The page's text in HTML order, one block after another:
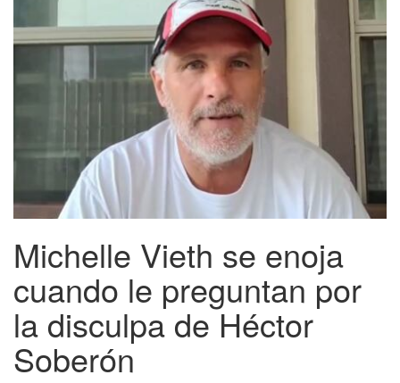
Michelle Vieth se enoja
cuando le preguntan por
la disculpa de Héctor
Soberón